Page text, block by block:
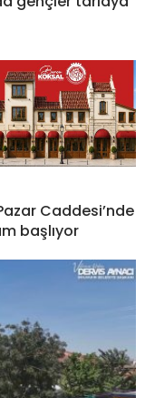
Caddesi’nde
başlıyor